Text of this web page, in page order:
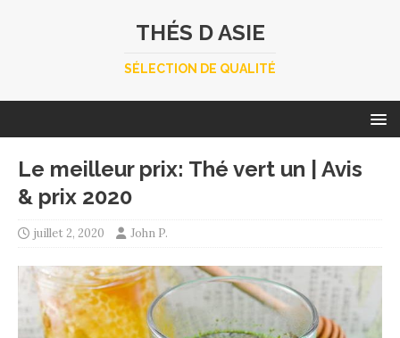
THÉS D ASIE
SÉLECTION DE QUALITÉ
Le meilleur prix: Thé vert un | Avis
& prix 2020
juillet 2, 2020 John P.